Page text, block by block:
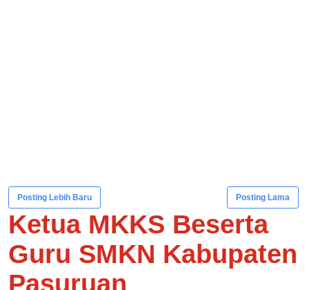
Posting Lebih Baru Posting Lama
Ketua MKKS Beserta
Guru SMKN Kabupaten
Pasuruan